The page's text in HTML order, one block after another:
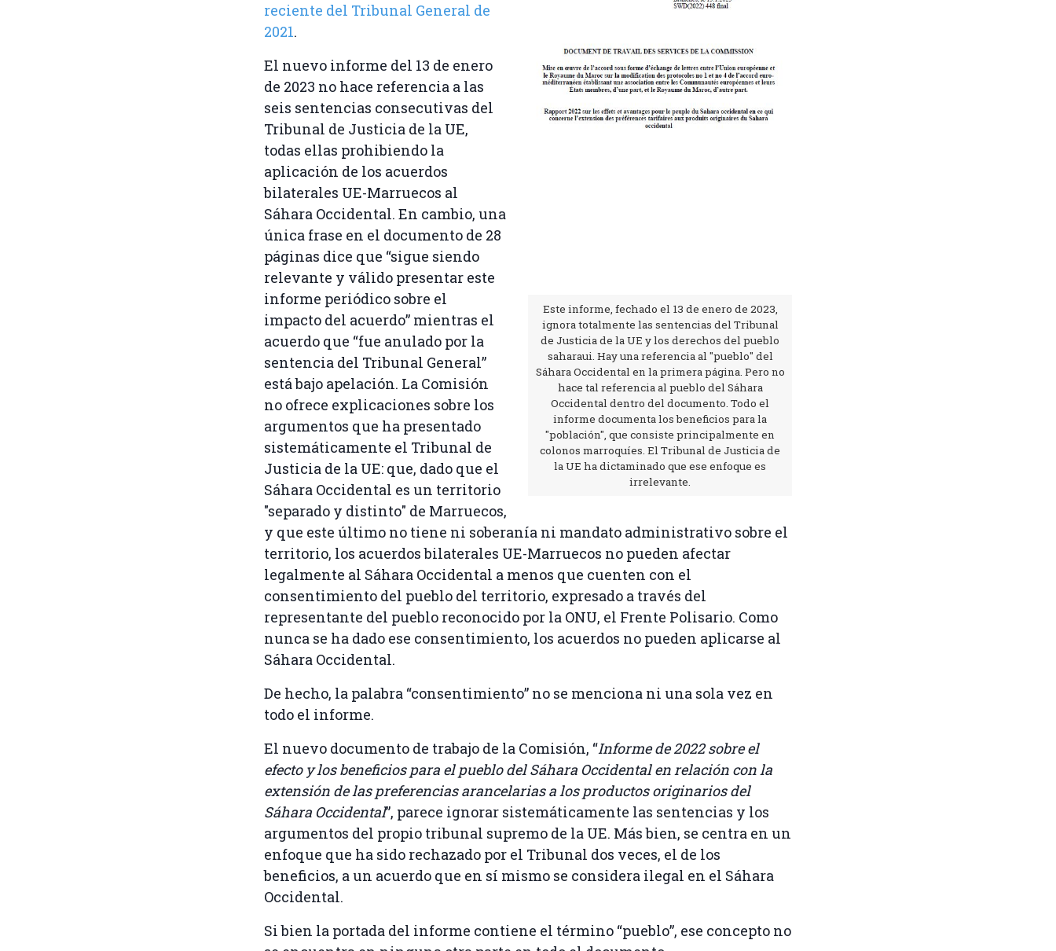
Este informe, fechado el 13 de enero de 2023,
ignora totalmente las sentencias del Tribunal
de Justicia de la UE y los derechos del pueblo
saharaui. Hay una referencia al "pueblo" del
Sáhara Occidental en la primera página. Pero no
hace tal referencia al pueblo del Sáhara
Occidental dentro del documento. Todo el
informe documenta los beneficios para la
"población", que consiste principalmente en
colonos marroquíes. El Tribunal de Justicia de
la UE ha dictaminado que ese enfoque es
irrelevante.
reciente del Tribunal General de
2021.
El nuevo informe del 13 de enero
de 2023 no hace referencia a las
seis sentencias consecutivas del
Tribunal de Justicia de la UE,
todas ellas prohibiendo la
aplicación de los acuerdos
bilaterales UE-Marruecos al
Sáhara Occidental. En cambio, una
única frase en el documento de 28
páginas dice que “sigue siendo
relevante y válido presentar este
informe periódico sobre el
impacto del acuerdo” mientras el
acuerdo que “fue anulado por la
sentencia del Tribunal General”
está bajo apelación. La Comisión
no ofrece explicaciones sobre los
argumentos que ha presentado
sistemáticamente el Tribunal de
Justicia de la UE: que, dado que el
Sáhara Occidental es un territorio
"separado y distinto" de Marruecos,
y que este último no tiene ni soberanía ni mandato administrativo sobre el
territorio, los acuerdos bilaterales UE-Marruecos no pueden afectar
legalmente al Sáhara Occidental a menos que cuenten con el
consentimiento del pueblo del territorio, expresado a través del
representante del pueblo reconocido por la ONU, el Frente Polisario. Como
nunca se ha dado ese consentimiento, los acuerdos no pueden aplicarse al
Sáhara Occidental.
De hecho, la palabra “consentimiento” no se menciona ni una sola vez en
todo el informe.
El nuevo documento de trabajo de la Comisión, “Informe de 2022 sobre el
efecto y los beneficios para el pueblo del Sáhara Occidental en relación con la
extensión de las preferencias arancelarias a los productos originarios del
Sáhara Occidental”, parece ignorar sistemáticamente las sentencias y los
argumentos del propio tribunal supremo de la UE. Más bien, se centra en un
enfoque que ha sido rechazado por el Tribunal dos veces, el de los
beneficios, a un acuerdo que en sí mismo se considera ilegal en el Sáhara
Occidental.
Si bien la portada del informe contiene el término “pueblo”, ese concepto no